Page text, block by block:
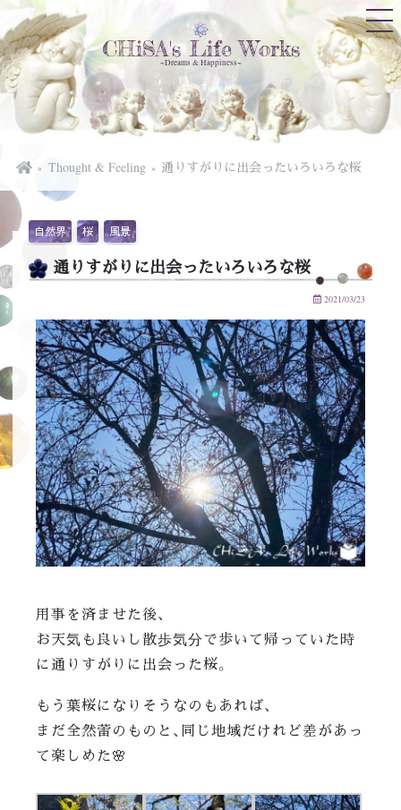
CHiSA's Life Works
~Dreams & Happiness~
Thought & Feeling 通りすがりに出会ったいろいろな桜
自然界 桜 風景
通りすがりに出会ったいろいろな桜
2021/03/23
用事を済ませた後、
お天気も良いし散歩気分で歩いて帰っていた時
に通りすがりに出会った桜。
もう葉桜になりそうなのもあれば、
まだ全然蕾のものと、同じ地域だけれど差があっ
て楽しめた🌸